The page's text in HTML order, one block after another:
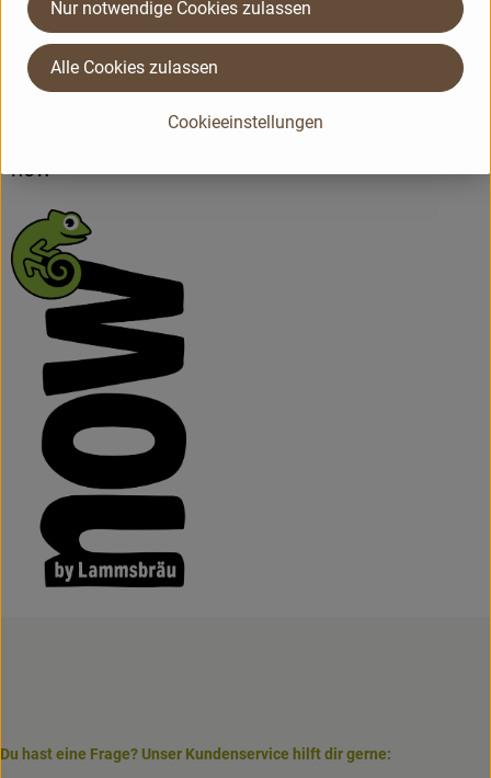
Landwirtschaft, faire Bedingungen, Wasserschutz und mehr
Kontrollnummer D-BY-M-1-6047-B
now
Du hast eine Frage? Unser Kundenservice hilft dir gerne:
Cookieeinstellungen
Nur notwendige Cookies zulassen
Alle Cookies zulassen